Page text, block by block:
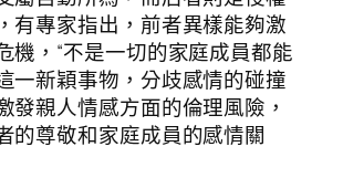
有專家指出，前者異樣能夠激
機，“不是一切的家庭成員都能
一新穎事物，分歧感情的碰撞
發親人情感方面的倫理風險，
的尊敬和家庭成員的感情關